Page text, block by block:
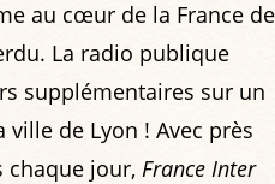
au cœur de la France de
La radio publique
supplémentaires sur un
de Lyon ! Avec près
chaque jour, France Inter